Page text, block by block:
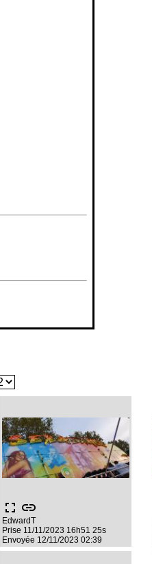
fullscreen link
EdwardT
Prise 11/11/2023 16h51 25s
Envoyée 12/11/2023 02:39